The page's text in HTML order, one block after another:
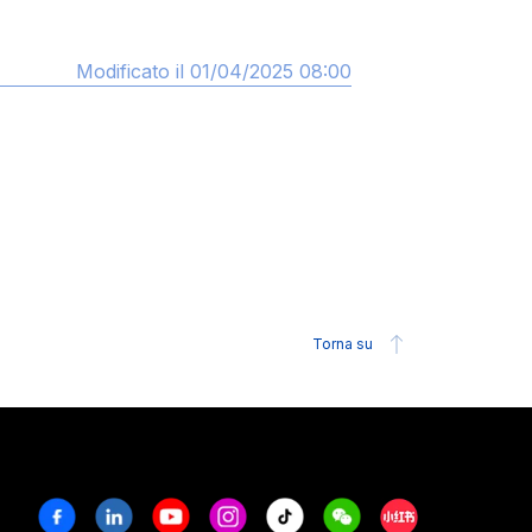
Modificato il 01/04/2025 08:00
Torna su
FacebookLinkedinYoutubeInstagram
Tiktok WeechatXiaohongshu/